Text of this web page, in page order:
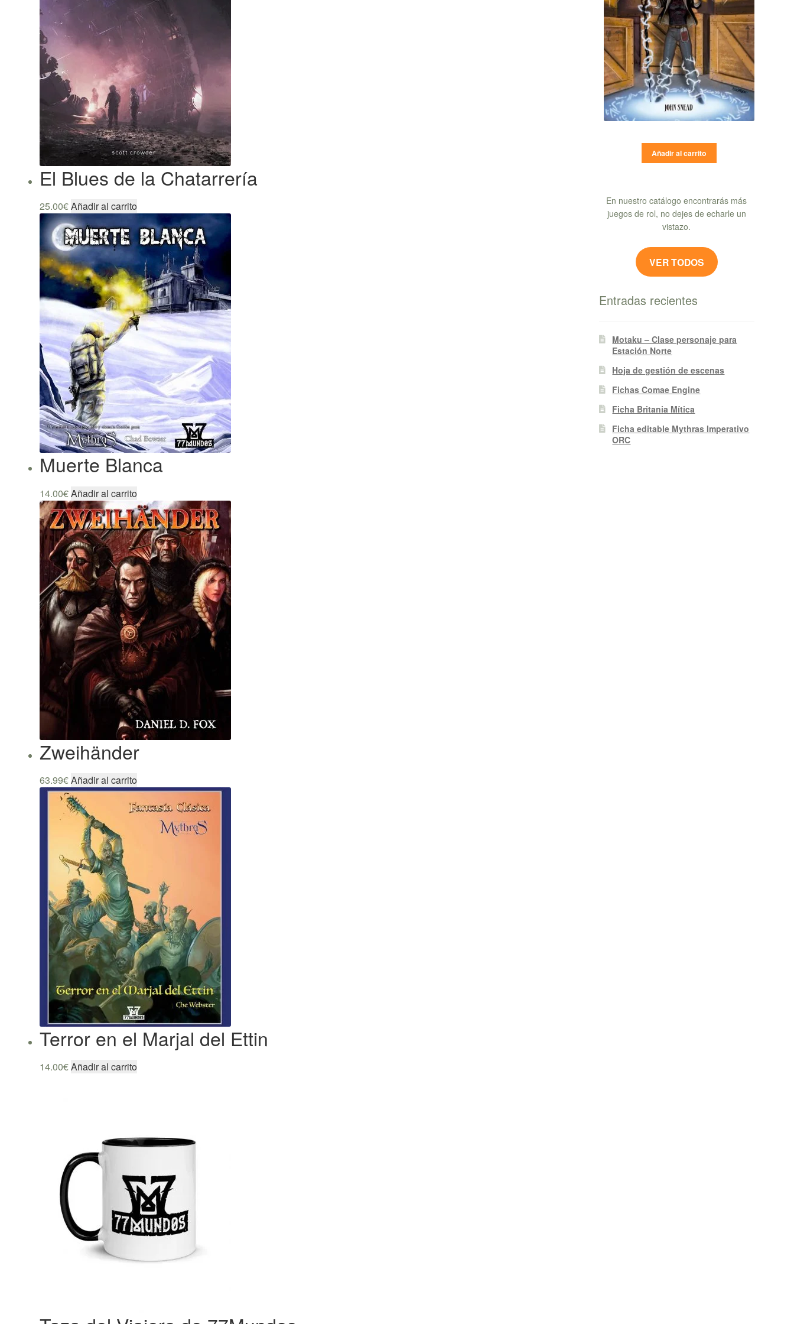
El Blues de la Chatarrería
25.00€Añadir al carrito
Muerte Blanca
14.00€Añadir al carrito
Zweihänder
63.99€Añadir al carrito
Terror en el Marjal del Ettin
14.00€Añadir al carrito
Añadir al carrito
En nuestro catálogo encontrarás más
juegos de rol, no dejes de echarle un
vistazo.
VER TODOS
Entradas recientes
Motaku – Clase personaje para
Estación Norte
Hoja de gestión de escenas
Fichas Comae Engine
Ficha Britania Mítica
Ficha editable Mythras Imperativo
ORC